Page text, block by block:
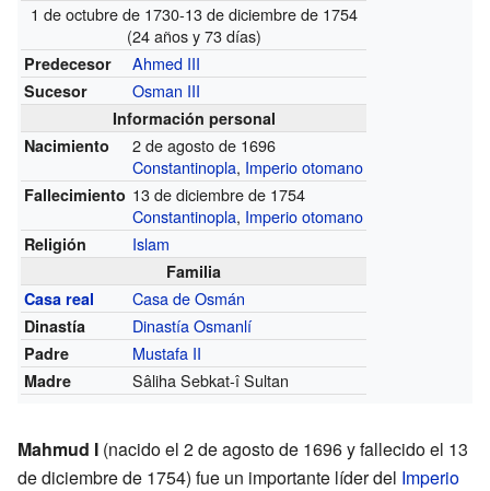
1 de octubre de 1730-13 de diciembre de 1754
(24 años y 73 días)
Predecesor Ahmed III
Sucesor Osman III
Información personal
Nacimiento
2 de agosto de 1696
Constantinopla, Imperio otomano
Fallecimiento 13 de diciembre de 1754
Constantinopla, Imperio otomano
Religión Islam
Familia
Casa real
Casa de Osmán
Dinastía Dinastía Osmanlí
Padre Mustafa II
Madre Sâliha Sebkat-î Sultan
Mahmud I (nacido el 2 de agosto de 1696 y fallecido el 13
de diciembre de 1754) fue un importante líder del Imperio